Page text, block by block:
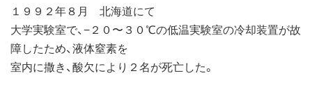
１９９２年８月 北海道にて
大学実験室で、−２０〜３０℃の低温実験室の冷却装置が故
障したため、液体窒素を
室内に撒き、酸欠により２名が死亡した。